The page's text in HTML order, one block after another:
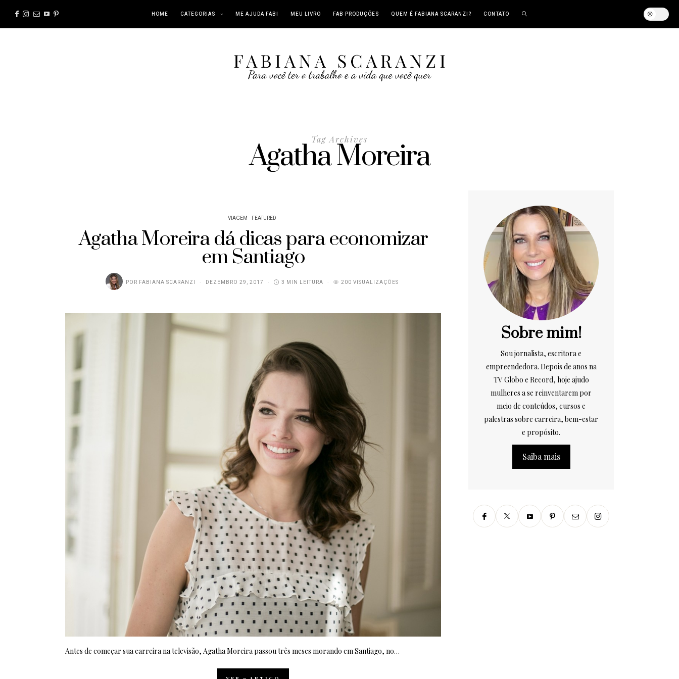
HOME CATEGORIAS ME AJUDA FABI MEU LIVRO FAB PRODUÇÕES QUEM É FABIANA SCARANZI? CONTATO
Tag Archives
Agatha Moreira
VIAGEM FEATURED
Agatha Moreira dá dicas para economizar
em Santiago
POR FABIANA SCARANZI DEZEMBRO 29, 2017 3 MIN LEITURA 200 VISUALIZAÇÕES
Antes de começar sua carreira na televisão, Agatha Moreira passou três meses morando em Santiago, no…
Sobre mim!
Sou jornalista, escritora e
empreendedora. Depois de anos na
TV Globo e Record, hoje ajudo
mulheres a se reinventarem por
meio de conteúdos, cursos e
palestras sobre carreira, bem-estar
e propósito.
Saiba mais